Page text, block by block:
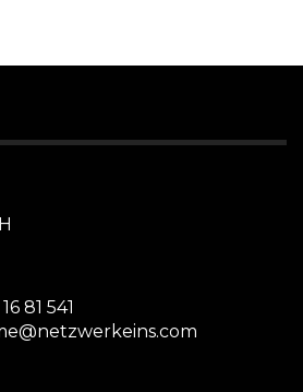
81 541